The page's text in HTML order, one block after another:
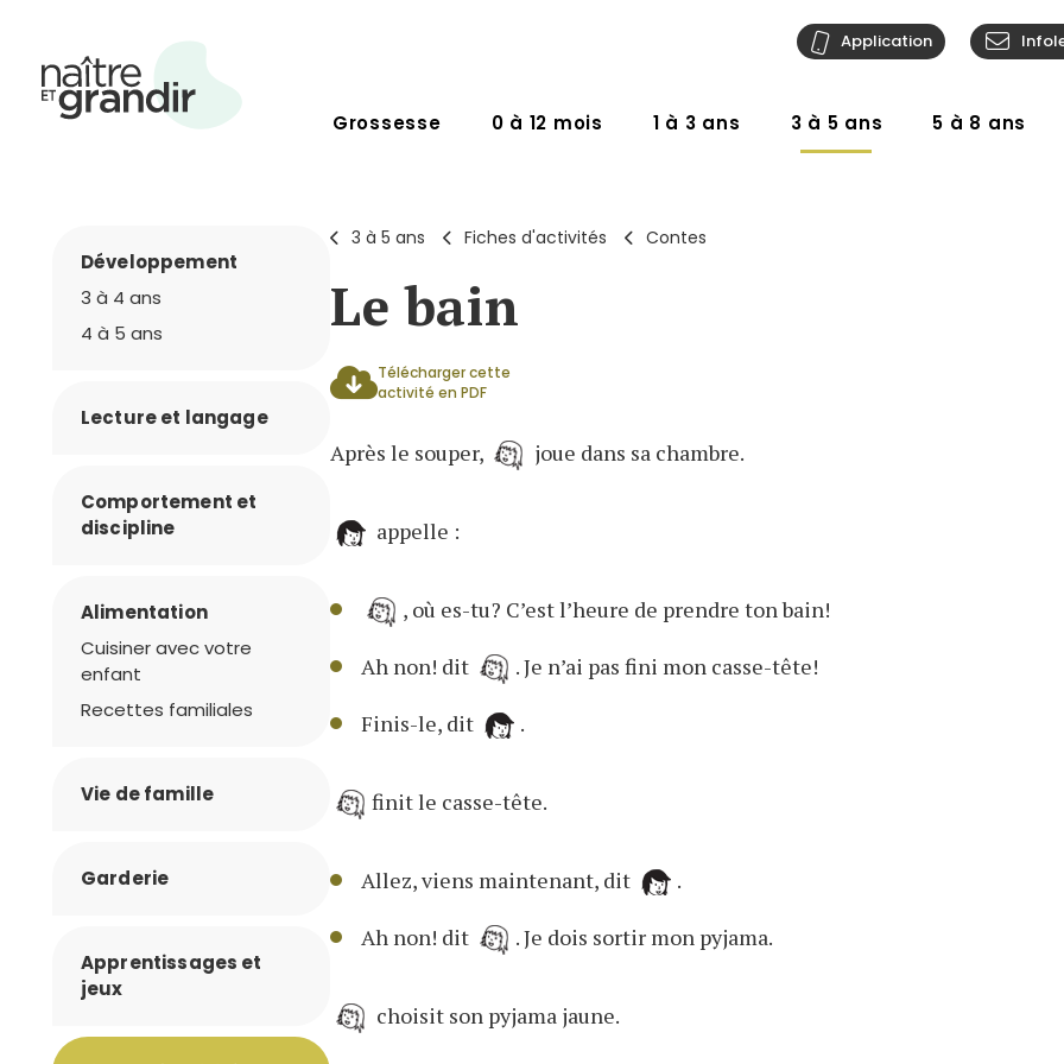
Grossesse 0 à 12 mois 1 à 3 ans 3 à 5 ans 5 à 8 ans
Application
3 à 5 ans Fiches d'activités Contes
Le bain
Télécharger cette
activité en PDF
Après le souper, joue dans sa chambre.
appelle :
, où es-tu? C’est l’heure de prendre ton bain!
Ah non! dit
. Je n’ai pas fini mon casse-tête!
Finis-le, dit
.
finit le casse-tête.
Allez, viens maintenant, dit
.
Ah non! dit
. Je dois sortir mon pyjama.
choisit son pyjama jaune.
Développement
3 à 4 ans
4 à 5 ans
Lecture et langage
Comportement et
discipline
Alimentation
Cuisiner avec votre
enfant
Recettes familiales
Vie de famille
Garderie
Apprentissages et
jeux